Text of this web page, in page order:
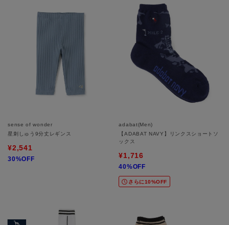
sense of wonder
星刺しゅう9分丈レギンス
¥2,541
30%OFF
adabat(Men)
【ADABAT NAVY】リンクスショートソ
ックス
¥1,716
40%OFF
さらに10%OFF